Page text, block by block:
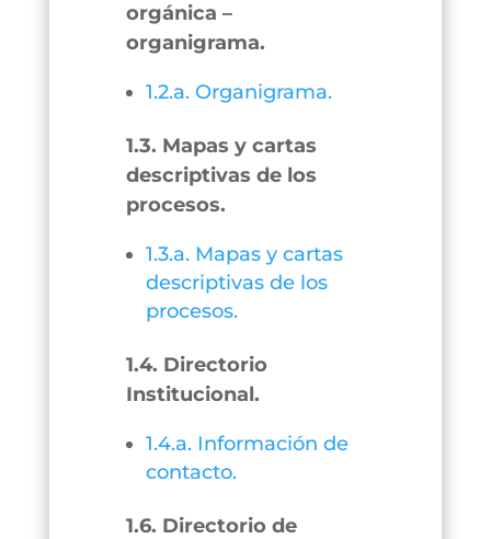
orgánica –
organigrama.
1.2.a. Organigrama.
1.3. Mapas y cartas
descriptivas de los
procesos.
1.3.a. Mapas y cartas
descriptivas de los
procesos.
1.4. Directorio
Institucional.
1.4.a. Información de
contacto.
1.6. Directorio de